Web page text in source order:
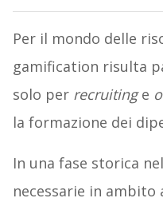
Per il mondo delle
gamification risulta
solo per recruitinge
la formazione dei
In una fase storica
necessarie in ambito